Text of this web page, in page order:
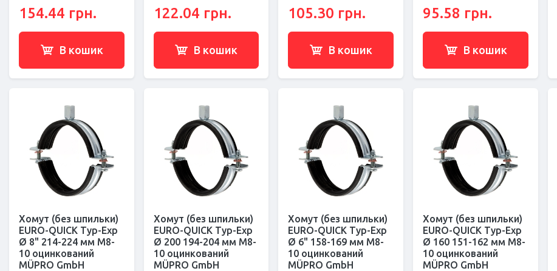
154.44 грн.
В кошик
122.04 грн.
В кошик
105.30 грн.
В кошик
95.58 грн.
В кошик
Хомут (без шпильки)
EURO-QUICK Typ-Exp
Ø 8" 214-224 мм M8-
10 оцинкований
MÜPRO GmbH
Хомут (без шпильки)
EURO-QUICK Typ-Exp
Ø 200 194-204 мм M8-
10 оцинкований
MÜPRO GmbH
Хомут (без шпильки)
EURO-QUICK Typ-Exp
Ø 6" 158-169 мм M8-
10 оцинкований
MÜPRO GmbH
Хомут (без шпильки)
EURO-QUICK Typ-Exp
Ø 160 151-162 мм M8-
10 оцинкований
MÜPRO GmbH